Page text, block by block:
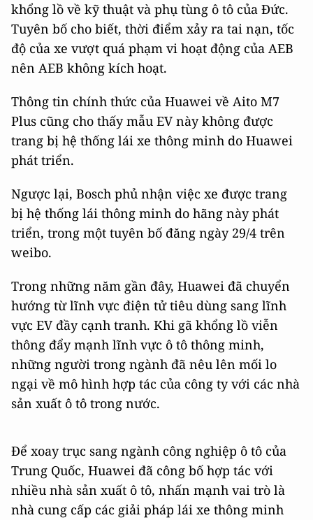
khổng lồ về kỹ thuật và phụ tùng ô tô của Đức.
Tuyên bố cho biết, thời điểm xảy ra tai nạn, tốc
độ của xe vượt quá phạm vi hoạt động của AEB
nên AEB không kích hoạt.
Thông tin chính thức của Huawei về Aito M7
Plus cũng cho thấy mẫu EV này không được
trang bị hệ thống lái xe thông minh do Huawei
phát triển.
Ngược lại, Bosch phủ nhận việc xe được trang
bị hệ thống lái thông minh do hãng này phát
triển, trong một tuyên bố đăng ngày 29/4 trên
weibo.
Trong những năm gần đây, Huawei đã chuyển
hướng từ lĩnh vực điện tử tiêu dùng sang lĩnh
vực EV đầy cạnh tranh. Khi gã khổng lồ viễn
thông đẩy mạnh lĩnh vực ô tô thông minh,
những người trong ngành đã nêu lên mối lo
ngại về mô hình hợp tác của công ty với các nhà
sản xuất ô tô trong nước.
Để xoay trục sang ngành công nghiệp ô tô của
Trung Quốc, Huawei đã công bố hợp tác với
nhiều nhà sản xuất ô tô, nhấn mạnh vai trò là
nhà cung cấp các giải pháp lái xe thông minh